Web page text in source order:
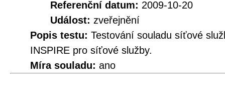
Referenční datum: 2009-10-20
Událost: zveřejnění
Popis testu: Testování souladu síťové
INSPIRE pro síťové služby.
Míra souladu: ano